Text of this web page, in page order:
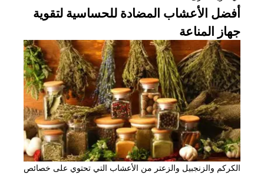
أفضل الأعشاب المضادة للحساسية لتقوية
جهاز المناعة
الكركم والزنجبيل والزعتر من الأعشاب التي تحتوي على خصائص